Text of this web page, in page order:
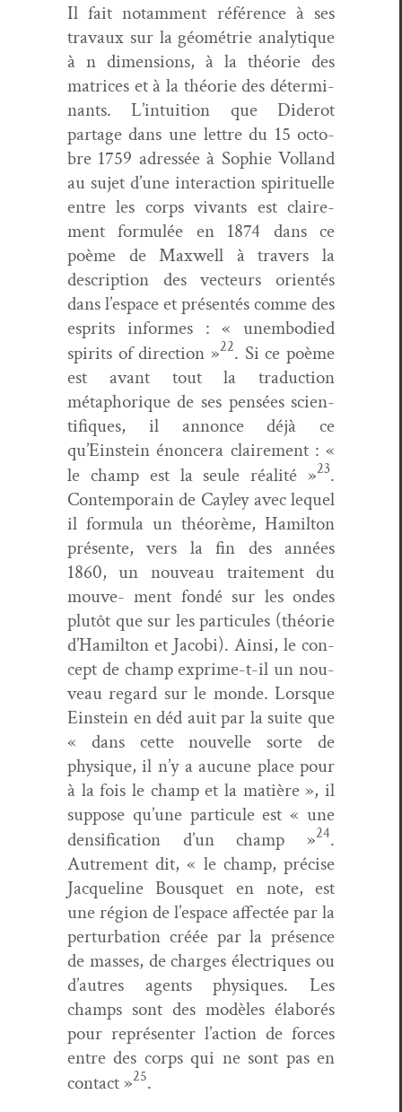
Il fait notam­ment référence à ses
travaux sur la géométrie ana­ly­tique
à ndimen­sions, à la théorie des
matri­ces et à la théorie des déter­mi­
nants. L’intuition que Diderot
partage dans une let­tre du 15 octo­
bre 1759 adressée à Sophie Vol­land
au sujet d’une inter­ac­tion spir­ituelle
entre les corps vivants est claire­
ment for­mulée en 1874 dans ce
poème de Maxwell à tra­vers la
descrip­tion des vecteurs ori­en­tés
dans l’espace et présen­tés comme des
esprits informes :«unem­bod­ied
spir­its of direc­tion »22. Si ce poème
est avant tout la tra­duc­tion
métaphorique de ses pen­sées sci­en­
tifiques, il annonce déjà ce
qu’Einstein énon­cera claire­ment : «
le champ est la seule réal­ité »23.
Con­tem­po­rain de Cay­ley avec lequel
il for­mu­la un théorème, Hamil­ton
présente, vers la fin des années
1860, un nou­veau traite­ment du
mou­ve- ment fondé sur les ondes
plutôt que sur les par­tic­ules (théorie
d’Hamilton et Jaco­bi). Ain­si, le con­
cept de champ exprime-t-il un nou­
veau regard sur le monde. Lorsque
Ein­stein en déd auit par la suite que
« dans cette nou­velle sorte de
physique, il n’y a aucune place pour
à la fois le champ et la matière », il
sup­pose qu’une par­tic­ule est « une
den­si­fi­ca­tion d’un champ »24.
Autrement dit, « le champ, pré­cise
Jacque­line Bous­quet en note, est
une région de l’espace affec­tée par la
per­tur­ba­tion créée par la présence
de mass­es, de charges élec­triques ou
d’autres agents physiques. Les
champs sont des mod­èles élaborés
pour représen­ter l’action de forces
entre des corps qui ne sont pas en
con­tact »25.